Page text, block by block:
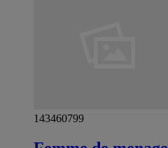
143460799